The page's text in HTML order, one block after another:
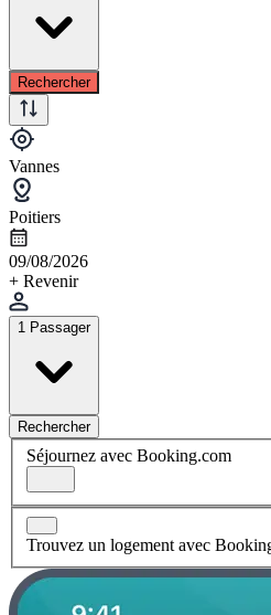
Rechercher
Vannes
Poitiers
09/08/2026
+ Revenir
1 Passager
Rechercher
Séjournez avec Booking.com
Trouvez un logement avec